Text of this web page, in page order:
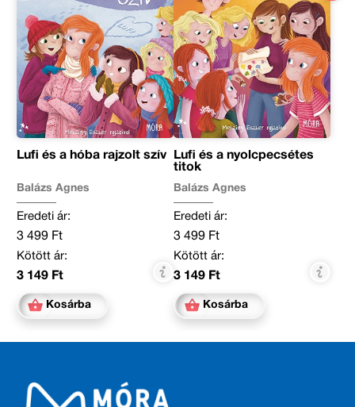
Lufi és a hóba rajzolt szív
Balázs Ágnes
Eredeti ár:
3 499 Ft
Kötött ár:
3 149 Ft
Kosárba
Lufi és a nyolcpecsétes
titok
Balázs Ágnes
Eredeti ár:
3 499 Ft
Kötött ár:
3 149 Ft
Kosárba